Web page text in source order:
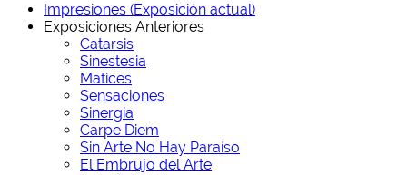
Impresiones (Exposición actual)
Exposiciones Anteriores
Catarsis
Sinestesia
Matices
Sensaciones
Sinergia
Carpe Diem
Sin Arte No Hay Paraíso
El Embrujo del Arte